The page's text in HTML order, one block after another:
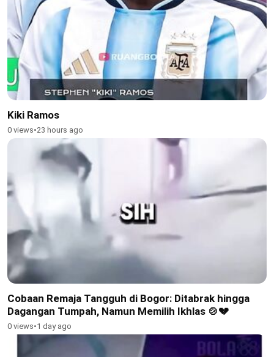
Kiki Ramos
0 views•23 hours ago
Cobaan Remaja Tangguh di Bogor: Ditabrak hingga
Dagangan Tumpah, Namun Memilih Ikhlas 🍲💔
0 views•1 day ago